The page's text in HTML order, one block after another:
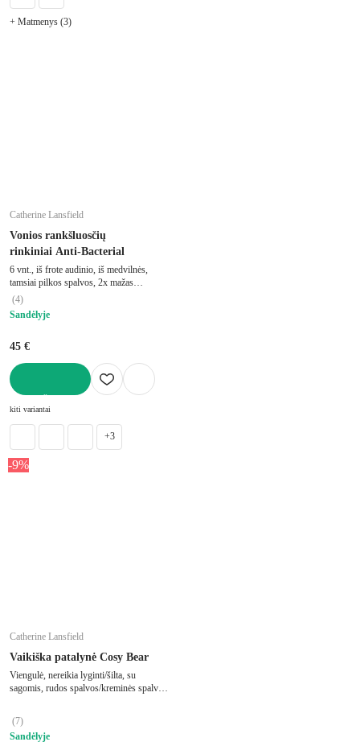
+ Matmenys (3)
Catherine Lansfield
Vonios rankšluosčių
rinkiniai Anti-Bacterial
6 vnt., iš frote audinio, iš medvilnės,
tamsiai pilkos spalvos, 2x mažas
rankšluostis (30x30)
(4)
Sandėlyje
45 €
kiti variantai
+3
-9%
Catherine Lansfield
Vaikiška patalynė Cosy Bear
Viengulė, nereikia lyginti/šilta, su
sagomis, rudos spalvos/kreminės spalvos,
(7)
Sandėlyje